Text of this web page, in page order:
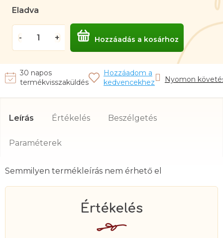
Eladva
Hozzáadás a kosárhoz
Nyomon
Leírás Értékelés Beszélgetés
Semmilyen termékleírás nem érhető el